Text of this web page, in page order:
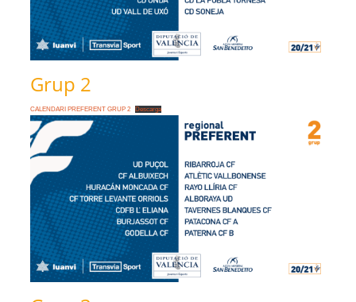
Grup 2
CALENDARI PREFERENT GRUP 2 Descarga